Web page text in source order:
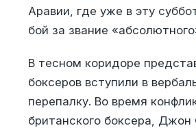
Аравии, где уже в эту
бой за звание
В тесном коридоре
боксеров вступили в
перепалку. Во время
британского боксера, Джон